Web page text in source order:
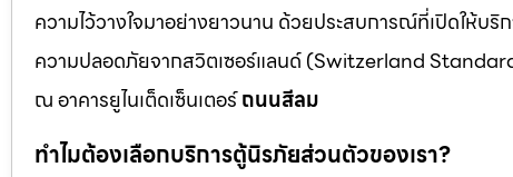
ความไว้วางใจมาอย่างยาวนาน ด้วยประสบการณ์ที่เปิดให้บ
ความปลอดภัยจากสวิตเซอร์แลนด์ (Switzerland
ณ อาคารยูไนเต็ดเซ็นเตอร์ถนนสีลม
ทำไมต้องเลือกบริการตู้นิรภัยส่วนตัวของเรา?